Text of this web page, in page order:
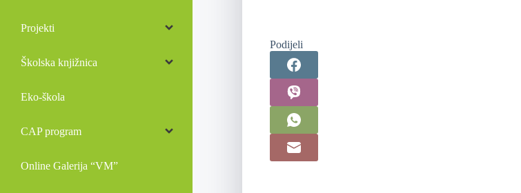
Podijeli
Projekti
Školska knjižnica
Eko-škola
CAP program
Online Galerija “VM”